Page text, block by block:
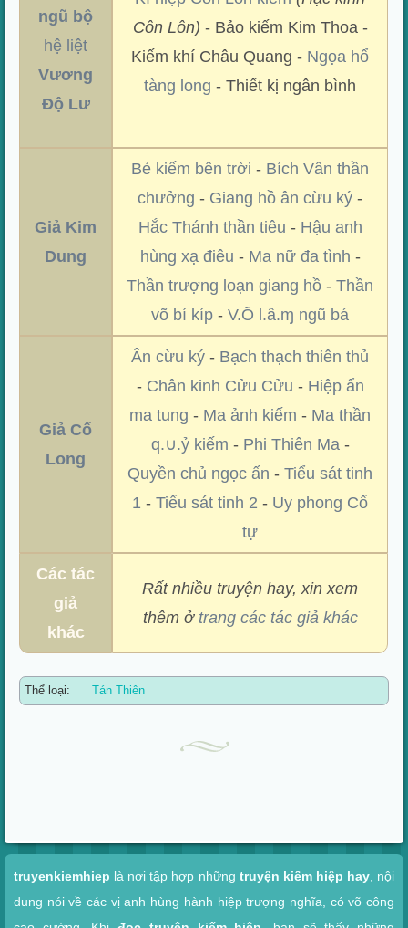
ngũ bộ
hệ liệt
Vương
Độ Lư
Côn Lôn) - Bảo kiếm Kim Thoa -
Kiếm khí Châu Quang - Ngọa hổ
tàng long - Thiết kị ngân bình
Giả Kim
Dung
Bẻ kiếm bên trời - Bích Vân thần
chưởng - Giang hồ ân cừu ký -
Hắc Thánh thần tiêu - Hậu anh
hùng xạ điêu - Ma nữ đa tình -
Thần trượng loạn giang hồ -Thần
võ bí kíp -V.Õ l.â.ɱ ngũ bá
Giả Cổ
Long
Ân cừu ký - Bạch thạch thiên thủ
- Chân kinh Cửu Cửu - Hiệp ẩn
ma tung - Ma ảnh kiếm - Ma thần
q.∪.ỷ kiếm - Phi Thiên Ma-
Quyền chủ ngọc ấn -Tiểu sát tinh
1 -Tiểu sát tinh 2 - Uy phong Cổ
tự
Các tác
giả
khác
Rất nhiều truyện hay, xin xem
thêm ở trang các tác giả khác
Thể loại: Tán Thiên
truyenkiemhiep là nơi tập hợp những truyện kiếm hiệp hay, nội
dung nói về các vị anh hùng hành hiệp trượng nghĩa, có võ công